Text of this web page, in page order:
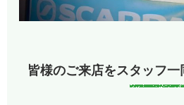
皆様のご来店をスタッフ